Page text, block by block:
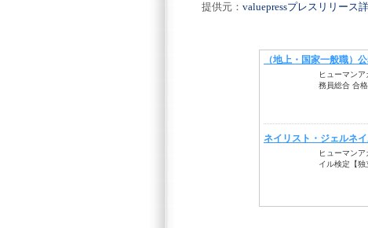
提供元： valuepressプレスリリース